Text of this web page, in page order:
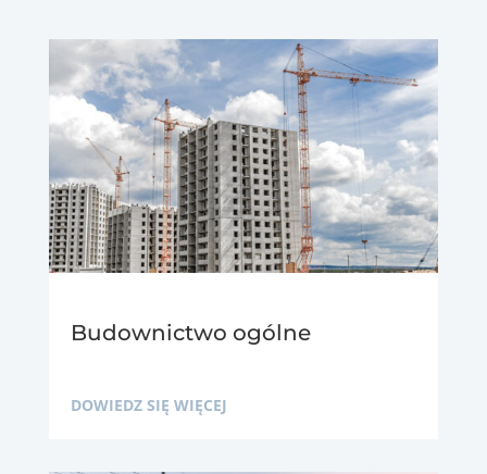
Budownictwo ogólne
DOWIEDZ SIĘ WIĘCEJ